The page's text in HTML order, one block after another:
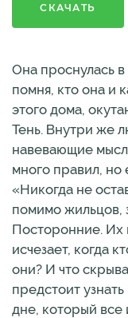
СКАЧАТЬ
Она проснулась
помня, кто она и
этого дома,
Тень. Внутри же
навевающие
много правил, но
«Никогда не
помимо жильцов,
Посторонние. Их
исчезает, когда
они? И что
предстоит
дне, который все